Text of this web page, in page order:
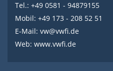
Tel.: +49 0581 - 94879155
Mobil: +49 173 - 208 52 51
E-Mail: vw@vwfi.de
Web: www.vwfi.de